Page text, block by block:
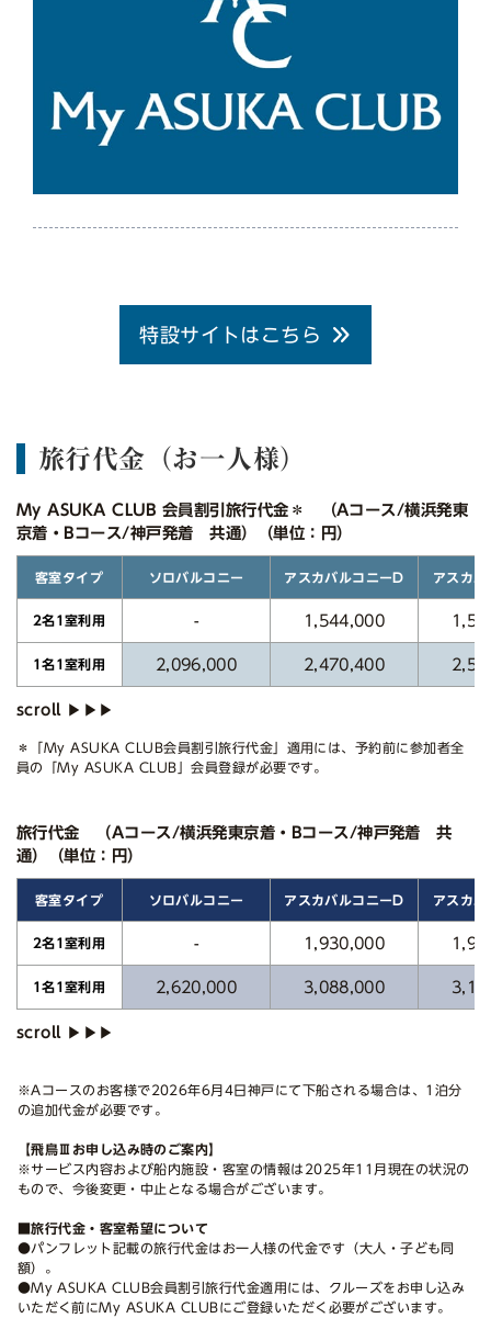
特設サイトはこちら
旅行代金（お一人様）
My ASUKA CLUB 会員割引旅行代金＊ （Aコース/横浜発東
京着・Bコース/神戸発着 共通）（単位：円）
客室タイプ ソロバルコニー アスカバルコニーD アスカバ
2名1室利用 - 1,544,000
1名1室利用 2,096,000 2,470,400
＊「My ASUKA CLUB会員割引旅行代金」適用には、予約前に参加者全
員の「My ASUKA CLUB」会員登録が必要です。
旅行代金 （Aコース/横浜発東京着・Bコース/神戸発着 共
通）（単位：円）
客室タイプ ソロバルコニー アスカバルコニーD アスカバ
2名1室利用 - 1,930,000
1名1室利用 2,620,000 3,088,000
※Aコースのお客様で2026年6月4日神戸にて下船される場合は、1泊分
の追加代金が必要です。
【飛鳥Ⅲお申し込み時のご案内】
※サービス内容および船内施設・客室の情報は2025年11月現在の状況の
もので、今後変更・中止となる場合がございます。
■旅行代金・客室希望について
●パンフレット記載の旅行代金はお一人様の代金です（大人・子ども同
額）。
●My ASUKA CLUB会員割引旅行代金適用には、クルーズをお申し込み
いただく前にMy ASUKA CLUBにご登録いただく必要がございます。